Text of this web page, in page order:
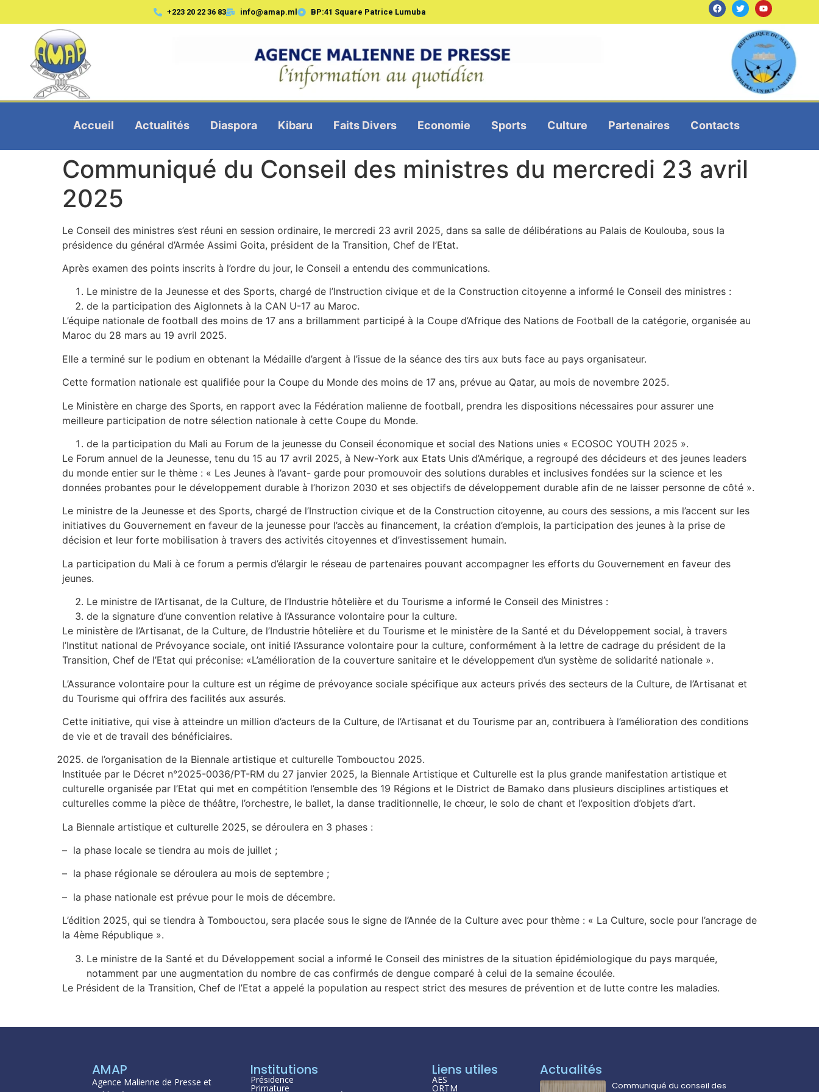
+223 20 22 36 83 info@amap.ml BP:41 Square Patrice Lumuba
Accueil Actualités Diaspora Kibaru Faits Divers Economie Sports Culture Partenaires Contacts
Communiqué du Conseil des ministres du mercredi 23 avril
2025
Le Conseil des ministres s’est réuni en session ordinaire, le mercredi 23 avril 2025, dans sa salle de délibérations au Palais de Koulouba, sous la
présidence du général d’Armée Assimi Goita, président de la Transition, Chef de l’Etat.
Après examen des points inscrits à l’ordre du jour, le Conseil a entendu des communications.
Le ministre de la Jeunesse et des Sports, chargé de l’Instruction civique et de la Construction citoyenne a informé le Conseil des ministres :
de la participation des Aiglonnets à la CAN U-17 au Maroc.
L’équipe nationale de football des moins de 17 ans a brillamment participé à la Coupe d’Afrique des Nations de Football de la catégorie, organisée au
Maroc du 28 mars au 19 avril 2025.
Elle a terminé sur le podium en obtenant la Médaille d’argent à l’issue de la séance des tirs aux buts face au pays organisateur.
Cette formation nationale est qualifiée pour la Coupe du Monde des moins de 17 ans, prévue au Qatar, au mois de novembre 2025.
Le Ministère en charge des Sports, en rapport avec la Fédération malienne de football, prendra les dispositions nécessaires pour assurer une
meilleure participation de notre sélection nationale à cette Coupe du Monde.
de la participation du Mali au Forum de la jeunesse du Conseil économique et social des Nations unies « ECOSOC YOUTH 2025 ».
Le Forum annuel de la Jeunesse, tenu du 15 au 17 avril 2025, à New-York aux Etats Unis d’Amérique, a regroupé des décideurs et des jeunes leaders
du monde entier sur le thème : « Les Jeunes à l’avant- garde pour promouvoir des solutions durables et inclusives fondées sur la science et les
données probantes pour le développement durable à l’horizon 2030 et ses objectifs de développement durable afin de ne laisser personne de côté ».
Le ministre de la Jeunesse et des Sports, chargé de l’Instruction civique et de la Construction citoyenne, au cours des sessions, a mis l’accent sur les
initiatives du Gouvernement en faveur de la jeunesse pour l’accès au financement, la création d’emplois, la participation des jeunes à la prise de
décision et leur forte mobilisation à travers des activités citoyennes et d’investissement humain.
La participation du Mali à ce forum a permis d’élargir le réseau de partenaires pouvant accompagner les efforts du Gouvernement en faveur des
jeunes.
Le ministre de l’Artisanat, de la Culture, de l’Industrie hôtelière et du Tourisme a informé le Conseil des Ministres :
de la signature d’une convention relative à l’Assurance volontaire pour la culture.
Le ministère de l’Artisanat, de la Culture, de l’Industrie hôtelière et du Tourisme et le ministère de la Santé et du Développement social, à travers
l’Institut national de Prévoyance sociale, ont initié l’Assurance volontaire pour la culture, conformément à la lettre de cadrage du président de la
Transition, Chef de l’Etat qui préconise: «L’amélioration de la couverture sanitaire et le développement d’un système de solidarité nationale ».
L’Assurance volontaire pour la culture est un régime de prévoyance sociale spécifique aux acteurs privés des secteurs de la Culture, de l’Artisanat et
du Tourisme qui offrira des facilités aux assurés.
Cette initiative, qui vise à atteindre un million d’acteurs de la Culture, de l’Artisanat et du Tourisme par an, contribuera à l’amélioration des conditions
de vie et de travail des bénéficiaires.
de l’organisation de la Biennale artistique et culturelle Tombouctou 2025.
Instituée par le Décret n°2025-0036/PT-RM du 27 janvier 2025, la Biennale Artistique et Culturelle est la plus grande manifestation artistique et
culturelle organisée par l’Etat qui met en compétition l’ensemble des 19 Régions et le District de Bamako dans plusieurs disciplines artistiques et
culturelles comme la pièce de théâtre, l’orchestre, le ballet, la danse traditionnelle, le chœur, le solo de chant et l’exposition d’objets d’art.
La Biennale artistique et culturelle 2025, se déroulera en 3 phases :
– la phase locale se tiendra au mois de juillet ;
– la phase régionale se déroulera au mois de septembre ;
– la phase nationale est prévue pour le mois de décembre.
L’édition 2025, qui se tiendra à Tombouctou, sera placée sous le signe de l’Année de la Culture avec pour thème : « La Culture, socle pour l’ancrage de
la 4ème République ».
Le ministre de la Santé et du Développement social a informé le Conseil des ministres de la situation épidémiologique du pays marquée,
notamment par une augmentation du nombre de cas confirmés de dengue comparé à celui de la semaine écoulée.
Le Président de la Transition, Chef de l’Etat a appelé la population au respect strict des mesures de prévention et de lutte contre les maladies.
AMAP
Agence Malienne de Presse et
Institutions
Présidence
Primature
Liens utiles
AES
ORTM
Actualités
Communiqué du conseil des